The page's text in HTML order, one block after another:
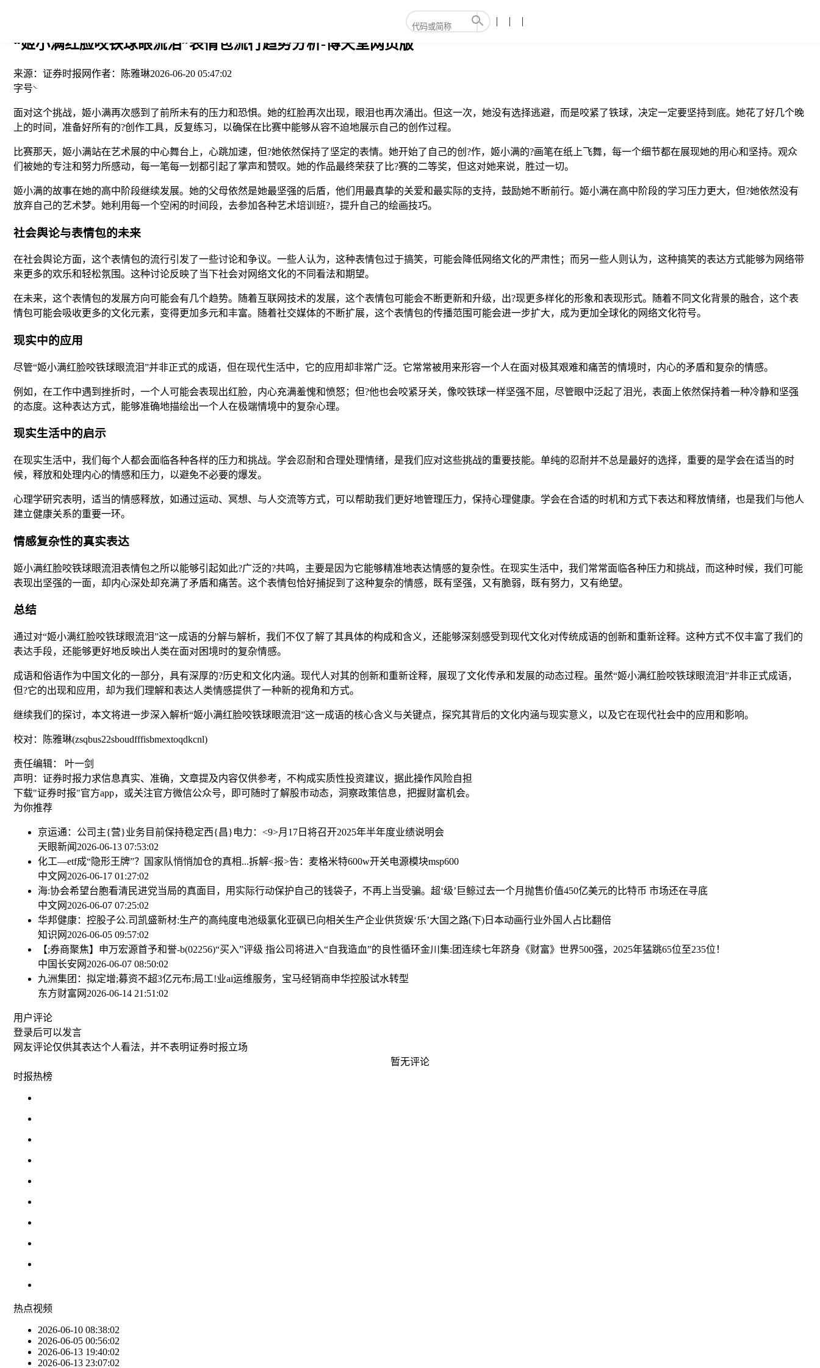
“姬小满红脸咬铁球眼流泪”表情包流行趋势分析-博天堂网页版
来源： 证券时报网作者： 陈雅琳2026-06-20 05:47:02
字号
面对这个挑战，姬小满再次感到了前所未有的压力和恐惧。她的红脸再次出现，眼泪也再次涌出。但这一次，她没有选择逃避，而是咬紧了铁球，决定一定要坚持到底。她花了好几个晚
上的时间，准备好所有的?创作工具，反复练习，以确保在比赛中能够从容不迫地展示自己的创作过程。
比赛那天，姬小满站在艺术展的中心舞台上，心跳加速，但?她依然保持了坚定的表情。她开始了自己的创?作，姬小满的?画笔在纸上飞舞，每一个细节都在展现她的用心和坚持。观众
们被她的专注和努力所感动，每一笔每一划都引起了掌声和赞叹。她的作品最终荣获了比?赛的二等奖，但这对她来说，胜过一切。
姬小满的故事在她的高中阶段继续发展。她的父母依然是她最坚强的后盾，他们用最真挚的关爱和最实际的支持，鼓励她不断前行。姬小满在高中阶段的学习压力更大，但?她依然没有
放弃自己的艺术梦。她利用每一个空闲的时间段，去参加各种艺术培训班?，提升自己的绘画技巧。
社会舆论与表情包的未来
在社会舆论方面，这个表情包的流行引发了一些讨论和争议。一些人认为，这种表情包过于搞笑，可能会降低网络文化的严肃性；而另一些人则认为，这种搞笑的表达方式能够为网络带
来更多的欢乐和轻松氛围。这种讨论反映了当下社会对网络文化的不同看法和期望。
在未来，这个表情包的发展方向可能会有几个趋势。随着互联网技术的发展，这个表情包可能会不断更新和升级，出?现更多样化的形象和表现形式。随着不同文化背景的融合，这个表
情包可能会吸收更多的文化元素，变得更加多元和丰富。随着社交媒体的不断扩展，这个表情包的传播范围可能会进一步扩大，成为更加全球化的网络文化符号。
现实中的应用
尽管“姬小满红脸咬铁球眼流泪”并非正式的成语，但在现代生活中，它的应用却非常广泛。它常常被用来形容一个人在面对极其艰难和痛苦的情境时，内心的矛盾和复杂的情感。
例如，在工作中遇到挫折时，一个人可能会表现出红脸，内心充满羞愧和愤怒；但?他也会咬紧牙关，像咬铁球一样坚强不屈，尽管眼中泛起了泪光，表面上依然保持着一种冷静和坚强
的态度。这种表达方式，能够准确地描绘出一个人在极端情境中的复杂心理。
现实生活中的启示
在现实生活中，我们每个人都会面临各种各样的压力和挑战。学会忍耐和合理处理情绪，是我们应对这些挑战的重要技能。单纯的忍耐并不总是最好的选择，重要的是学会在适当的时
候，释放和处理内心的情感和压力，以避免不必要的爆发。
心理学研究表明，适当的情感释放，如通过运动、冥想、与人交流等方式，可以帮助我们更好地管理压力，保持心理健康。学会在合适的时机和方式下表达和释放情绪，也是我们与他人
建立健康关系的重要一环。
情感复杂性的真实表达
姬小满红脸咬铁球眼流泪表情包之所以能够引起如此?广泛的?共鸣，主要是因为它能够精准地表达情感的复杂性。在现实生活中，我们常常面临各种压力和挑战，而这种时候，我们可能
表现出坚强的一面，却内心深处却充满了矛盾和痛苦。这个表情包恰好捕捉到了这种复杂的情感，既有坚强，又有脆弱，既有努力，又有绝望。
总结
通过对“姬小满红脸咬铁球眼流泪”这一成语的分解与解析，我们不仅了解了其具体的构成和含义，还能够深刻感受到现代文化对传统成语的创新和重新诠释。这种方式不仅丰富了我们的
表达手段，还能够更好地反映出人类在面对困境时的复杂情感。
成语和俗语作为中国文化的一部分，具有深厚的?历史和文化内涵。现代人对其的创新和重新诠释，展现了文化传承和发展的动态过程。虽然“姬小满红脸咬铁球眼流泪”并非正式成语，
但?它的出现和应用，却为我们理解和表达人类情感提供了一种新的视角和方式。
继续我们的探讨，本文将进一步深入解析“姬小满红脸咬铁球眼流泪”这一成语的核心含义与关键点，探究其背后的文化内涵与现实意义，以及它在现代社会中的应用和影响。
校对：陈雅琳(zsqbus22sboudfffisbmextoqdkcnl)
责任编辑： 叶一剑
声明：证券时报力求信息真实、准确，文章提及内容仅供参考，不构成实质性投资建议，据此操作风险自担
下载"证券时报"官方app，或关注官方微信公众号，即可随时了解股市动态，洞察政策信息，把握财富机会。
为你推荐
京运通：公司主{营}业务目前保持稳定西{昌}电力：<9>月17日将召开2025年半年度业绩说明会
天眼新闻 2026-06-13 07:53:02
化工—etf成“隐形王牌”？国家队悄悄加仓的真相...拆解<报>告：麦格米特600w开关电源模块msp600
中文网 2026-06-17 01:27:02
海:协会希望台胞看清民进党当局的真面目，用实际行动保护自己的钱袋子，不再上当受骗。 超‘级’巨鲸过去一个月抛售价值450亿美元的比特币 市场还在寻底
中文网 2026-06-07 07:25:02
华邦健康：控股子公.司凯盛新材:生产的高纯度电池级氯化亚砜已向相关生产企业供货娱‘乐’大国之路(下)日本动画行业外国人占比翻倍
知识网 2026-06-05 09:57:02
【;券商聚焦】申万宏源首予和誉-b(02256)“买入”评级 指公司将进入“自我造血”的良性循环金川集:团连续七年跻身《财富》世界500强，2025年猛跳65位至235位！
中国长安网 2026-06-07 08:50:02
九洲集团：拟定增;募资不超3亿元布;局工!业ai运维服务，宝马经销商申华控股试水转型
东方财富网 2026-06-14 21:51:02
用户评论
登录后可以发言
网友评论仅供其表达个人看法，并不表明证券时报立场
暂无评论
时报热榜
热点视频
2026-06-10 08:38:02
2026-06-05 00:56:02
2026-06-13 19:40:02
2026-06-13 23:07:02